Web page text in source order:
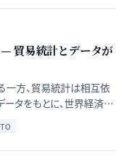
貿易統計とデータが
一方、貿易統計は相互依
ータをもとに、世界経済の
を冷静に検証する。